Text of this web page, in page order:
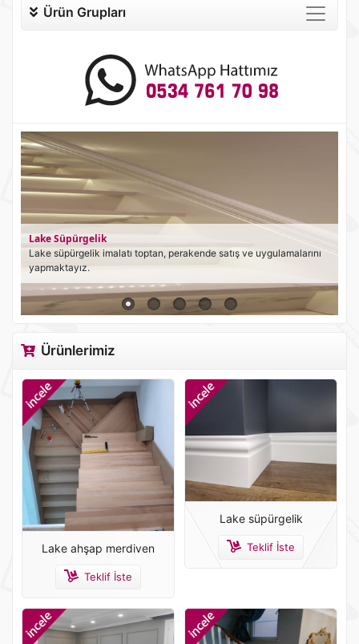
Ürün Grupları
Alüminyum Süpürgelik
Alüminyum süpürgelik imalatı toptan, perakende satış ve
uygulamalarını yapmaktayız.
Ürünlerimiz
Lake ahşap merdiven
Teklif İste
Lake süpürgelik
Teklif İste